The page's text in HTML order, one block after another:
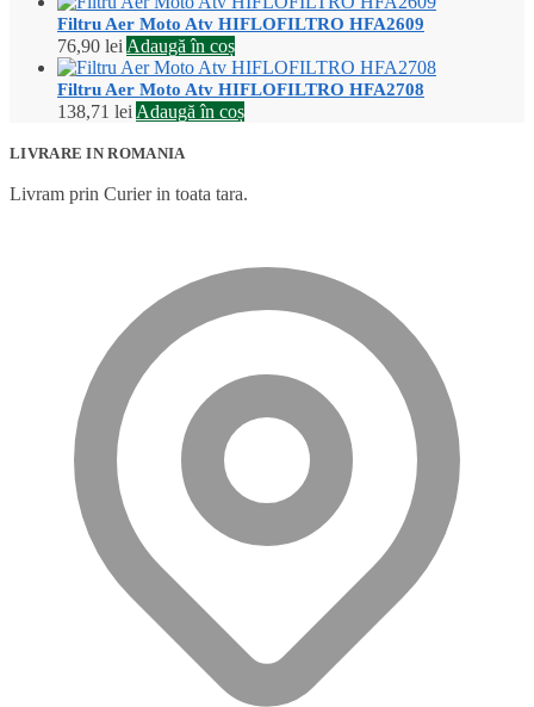
Filtru Aer Moto Atv HIFLOFILTRO HFA2609
76,90 leiAdaugă în coș
Filtru Aer Moto Atv HIFLOFILTRO HFA2708
138,71 leiAdaugă în coș
LIVRARE IN ROMANIA
Livram prin Curier in toata tara.